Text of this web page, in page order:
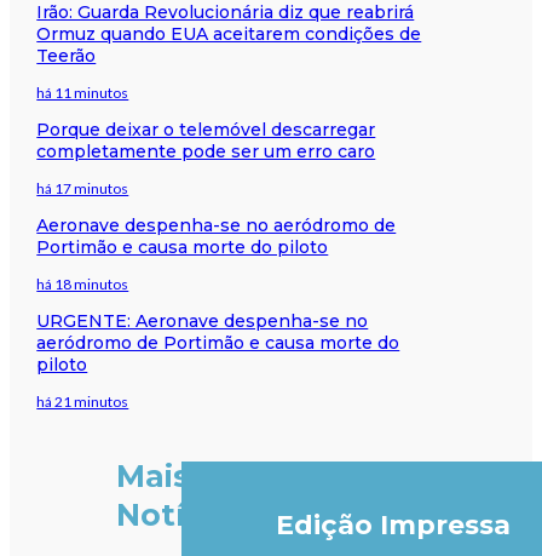
Irão: Guarda Revolucionária diz que reabrirá
Ormuz quando EUA aceitarem condições de
Teerão
há 11 minutos
Porque deixar o telemóvel descarregar
completamente pode ser um erro caro
há 17 minutos
Aeronave despenha-se no aeródromo de
Portimão e causa morte do piloto
há 18 minutos
URGENTE: Aeronave despenha-se no
aeródromo de Portimão e causa morte do
piloto
há 21 minutos
Mais
Notícias
Edição Impressa